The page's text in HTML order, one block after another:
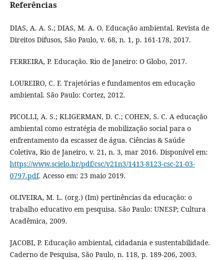
Referências
DIAS, A. A. S.; DIAS, M. A. O. Educação ambiental. Revista de
Direitos Difusos, São Paulo, v. 68, n. 1, p. 161-178, 2017.
FERREIRA, P. Educação. Rio de Janeiro: O Globo, 2017.
LOUREIRO, C. F. Trajetórias e fundamentos em educação
ambiental. São Paulo: Cortez, 2012.
PICOLLI, A. S.; KLIGERMAN, D. C.; COHEN, S. C. A educação
ambiental como estratégia de mobilização social para o
enfrentamento da escassez de água. Ciências & Saúde
Coletiva, Rio de Janeiro, v. 21, n. 3, mar 2016. Disponível em:
https://www.scielo.br/pdf/csc/v21n3/1413-8123-csc-21-03-
0797.pdf. Acesso em: 23 maio 2019.
OLIVEIRA, M. L. (org.) (Im) pertinências da educação: o
trabalho educativo em pesquisa. São Paulo: UNESP; Cultura
Acadêmica, 2009.
JACOBI, P. Educação ambiental, cidadania e sustentabilidade.
Caderno de Pesquisa, São Paulo, n. 118, p. 189-206, 2003.